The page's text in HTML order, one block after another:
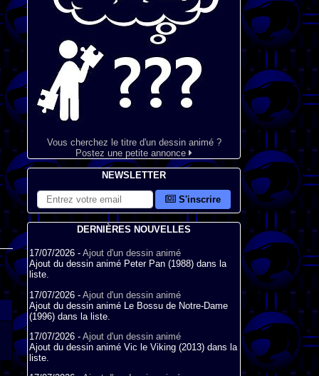
Vous cherchez le titre d'un dessin animé ?
Postez une petite annonce
NEWSLETTER
S'inscrire
DERNIÈRES NOUVELLES
17/07/2026 - Ajout d'un dessin animé
Ajout du dessin animé Peter Pan (1988) dans la
liste.
17/07/2026 - Ajout d'un dessin animé
Ajout du dessin animé Le Bossu de Notre-Dame
(1996) dans la liste.
17/07/2026 - Ajout d'un dessin animé
Ajout du dessin animé Vic le Viking (2013) dans la
liste.